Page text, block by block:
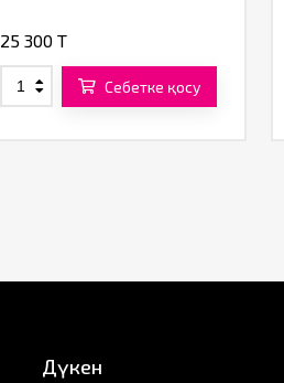
25 300 T
Себетке қосу
Дүкен